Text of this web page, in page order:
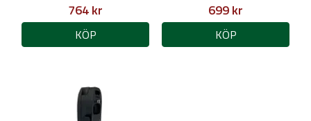
764 kr
KÖP
699 kr
KÖP